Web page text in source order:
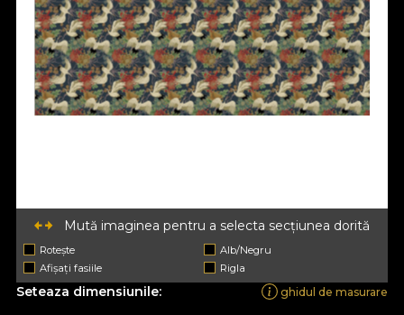
Mută imaginea pentru a selecta secțiunea dorită
Rotește
Alb/Negru
Afișați fasiile
Rigla
Seteaza dimensiunile: ghidul de masurare